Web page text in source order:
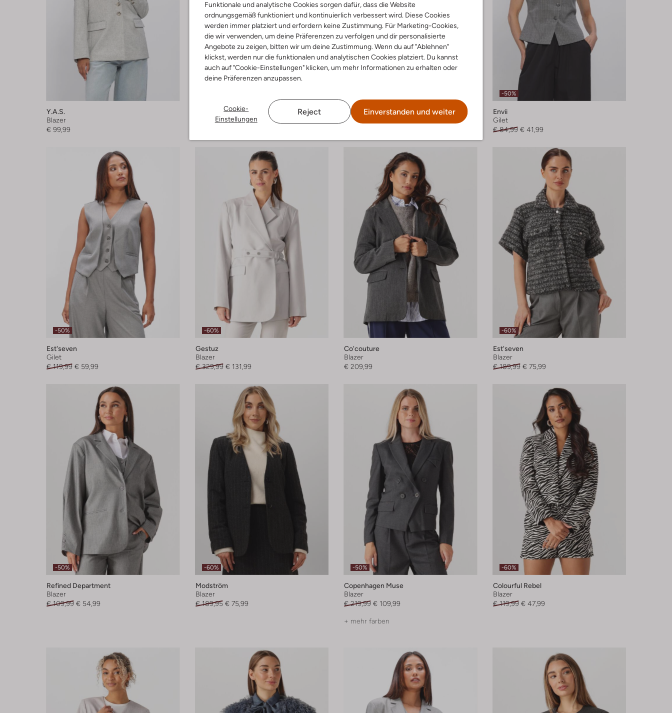
Funktionale und analytische Cookies sorgen dafür, dass die Website
ordnungsgemäß funktioniert und kontinuierlich verbessert wird. Diese Cookies
werden immer platziert und erfordern keine Zustimmung. Für Marketing-Cookies,
die wir verwenden, um deine Präferenzen zu verfolgen und dir personalisierte
Angebote zu zeigen, bitten wir um deine Zustimmung. Wenn du auf "Ablehnen"
klickst, werden nur die funktionalen und analytischen Cookies platziert. Du kannst
auch auf "Cookie-Einstellungen" klicken, um mehr Informationen zu erhalten oder
deine Präferenzen anzupassen.
Cookie-
Einstellungen
Reject Einverstanden und weiter
Y.a.s.
Blazer
€ 99,99
Copenhagen Muse
Envii
Gilet
-50%
Envii
Gilet
€ 84,99 € 41,99
-50%
Est'seven
Gilet
€ 119,99 € 59,99
-60%
Gestuz
Blazer
€ 329,99 € 131,99
Co'couture
Blazer
€ 209,99
-60%
Est'seven
Blazer
€ 189,99 € 75,99
-50%
Refined Department
Blazer
€ 109,99 € 54,99
-60%
Modström
Blazer
€ 189,95 € 75,99
-50%
Copenhagen Muse
Blazer
€ 219,99 € 109,99
+ mehr farben
-60%
Colourful Rebel
Blazer
€ 119,99 € 47,99